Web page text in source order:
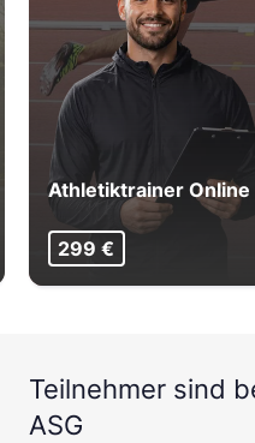
Athletiktrainer Online
299 €
Teilnehmer sind
ASG